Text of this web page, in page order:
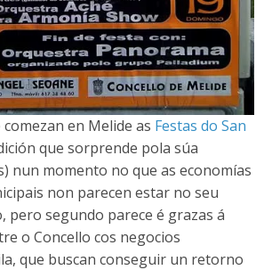
en Melide as Festas do San
que sorprende pola súa
nun momento no que as economías
non parecen estar no seu
pero segundo parece é grazas á
o Concello cos negocios
que buscan conseguir un retorno